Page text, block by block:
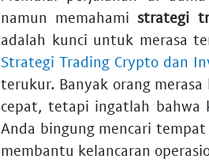
namun memahamistrategi
adalah kunci untuk merasa
Strategi Trading Crypto dan
terukur. Banyak orang
cepat, tetapi ingatlah bahwa
Anda bingung mencari tempat
membantu kelancaran